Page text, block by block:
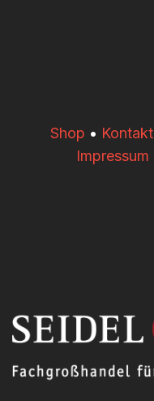
​​Shop • Kontakt
Impressum